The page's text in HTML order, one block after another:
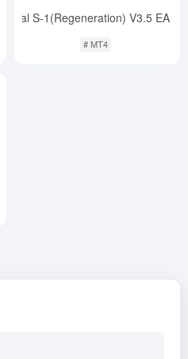
Special S-1(Regeneration) V3.5 EA
# MT4